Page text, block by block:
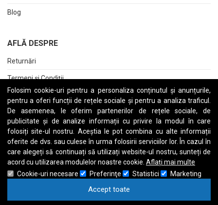
Folosim cookie-uri pentru a personaliza conținutul și anunțurile,
pentru a oferi funcții de rețele sociale și pentru a analiza traficul.
De asemenea, le oferim partenerilor de rețele sociale, de
publicitate și de analize informații cu privire la modul în care
folosiți site-ul nostru. Aceștia le pot combina cu alte informații
oferite de dvs. sau culese în urma folosirii serviciilor lor. În cazul în
care alegeți să continuați să utilizați website-ul nostru, sunteți de
acord cu utilizarea modulelor noastre cookie. Aflați mai multe
Cookie-uri necesare
Preferinţe Statistici Marketing
Accept toate
Blog
AFLĂ DESPRE
Returnări
Termeni și Condiții
Raport date personale
Cerere stergere cont
ABCDEFGHIJKLMNOPQRSTUV WXYZ